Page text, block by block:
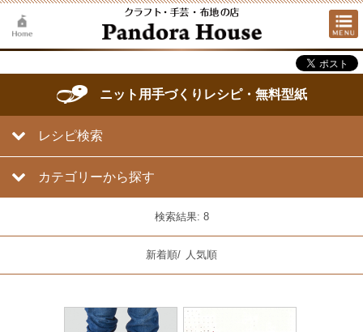
ニット用手づくりレシピ・無料型紙
レシピ検索
カテゴリーから探す
検索結果: 8
新着順/ 人気順